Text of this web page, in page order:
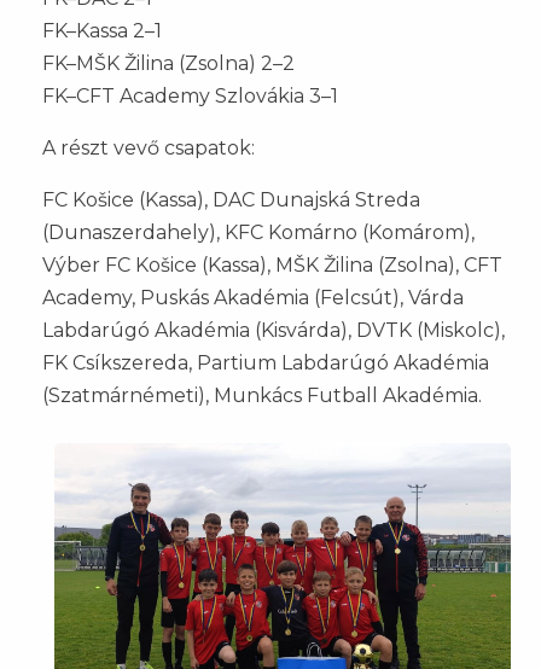
FK–Kassa 2–1
FK–MŠK Žilina (Zsolna) 2–2
FK–CFT Academy Szlovákia 3–1
A részt vevő csapatok:
FC Košice (Kassa), DAC Dunajská Streda
(Dunaszerdahely), KFC Komárno (Komárom),
Výber FC Košice (Kassa), MŠK Žilina (Zsolna), CFT
Academy, Puskás Akadémia (Felcsút), Várda
Labdarúgó Akadémia (Kisvárda), DVTK (Miskolc),
FK Csíkszereda, Partium Labdarúgó Akadémia
(Szatmárnémeti), Munkács Futball Akadémia.